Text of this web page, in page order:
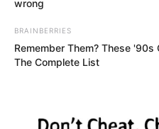
Remember These
See The List That
BRAINBERRIES